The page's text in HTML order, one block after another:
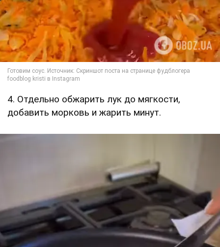
4. Отдельно обжарить лук до мягкости,
добавить морковь и жарить минут.